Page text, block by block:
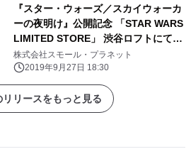
『スター・ウォーズ／スカイウォーカ
ーの夜明け』公開記念 「STAR WARS
LIMITED STORE」 渋谷ロフトにて10
月4日（金）よりオープン！ “FORCE
FRIDAY III”に合わせ午前0時1分から
もオープン！
株式会社スモール・プラネット
2019年9月27日 18:30
リリースをもっと見る